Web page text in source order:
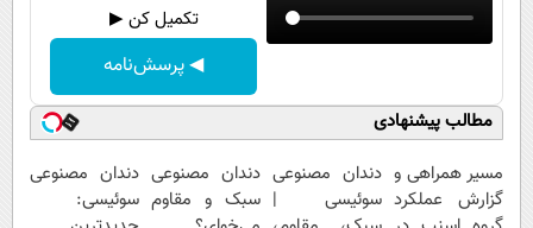
تکمیل کن ▶
◀ پرسش‌نامه
مطالب پیشنهادی
مسیر همراهی و
گزارش عملکرد
دندان مصنوعی
سوئیسی |
دندان مصنوعی
سبک و مقاوم
دندان مصنوعی
سوئیسی: